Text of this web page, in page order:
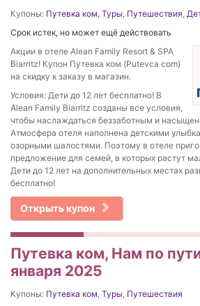
Купоны: Путевка ком, Туры, Путешествия,
Срок истек, но может ещё действовать
Акции в отеле Alean Family Resort & SPA
Biarritz! Купон Путевка ком (Putevca com)
на скидку к заказу в магазин.
Условия: Дети до 12 лет бесплатно! В
Alean Family Biarritz созданы все условия,
чтобы наслаждаться беззаботным и
Атмосфера отеля наполнена детскими
озорными шалостями. Поэтому в отеле
предложение для семей, в которых растут
Дети до 12 лет на дополнительных местах
бесплатно!
Открыть купон
Путевка ком, Нам по
января 2025
Купоны: Путевка ком, Туры, Путешествия